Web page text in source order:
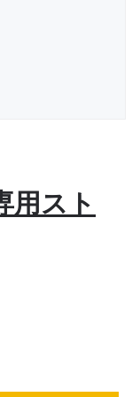
用スト